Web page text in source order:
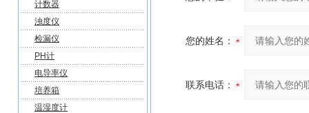
计数器
浊度仪
检漏仪
PH计
电导率仪
培养箱
温湿度计
您的姓名：
联系电话：